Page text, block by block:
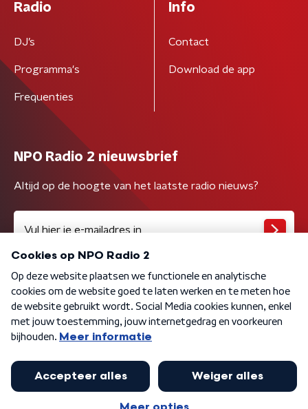
Radio
DJ’s
Programma's
Frequenties
Info
Contact
Download de app
NPO Radio 2 nieuwsbrief
Altijd op de hoogte van het laatste radio nieuws?
Algemene voorwaarden